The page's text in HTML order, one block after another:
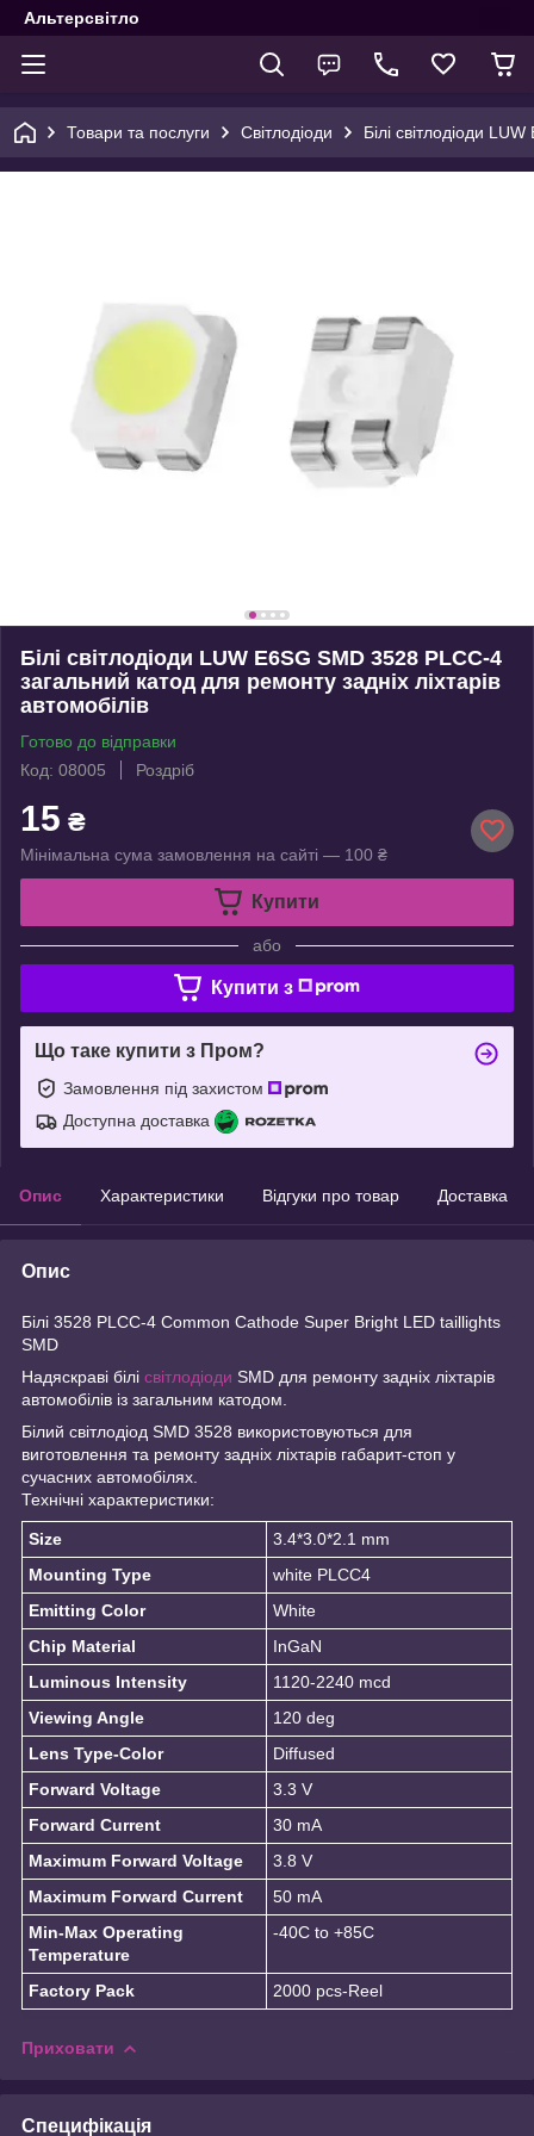
Альтерсвітло
Товари та послуги Світлодіоди Білі світлодіоди
Білі світлодіоди LUW E6SG SMD 3528 PLCC-4
загальний катод для ремонту задніх ліхтарів
автомобілів
Готово до відправки
Код: 08005
Роздріб
15 ₴
Мінімальна сума замовлення на сайті — 100 ₴
Купити
або
Купити з
Що таке купити з Пром?
Замовлення під захистом
Доступна доставка
Опис Характеристики Відгуки про товар Доставка
Опис
Білі 3528 PLCC-4 Common Cathode Super Bright LED taillights
SMD
Надяскраві білі світлодіоди SMD для ремонту задніх ліхтарів
автомобілів із загальним катодом.
Білий світлодіод SMD 3528 використовуються для
виготовлення та ремонту задніх ліхтарів габарит-стоп у
сучасних автомобілях.
Технічні характеристики:
Size
3.4*3.0*2.1 mm
Mounting Type
white PLCC4
Emitting Color
White
Chip Material
InGaN
Luminous Intensity
1120-2240 mcd
Viewing Angle
120 deg
Lens Type-Color
Diffused
Forward Voltage
3.3 V
Forward Current
30 mA
Maximum Forward Voltage
3.8 V
Maximum Forward Current
50 mA
Min-Max Operating
Temperature
-40C to +85C
Factory Pack 2000 pcs-Reel
Приховати
Специфікація